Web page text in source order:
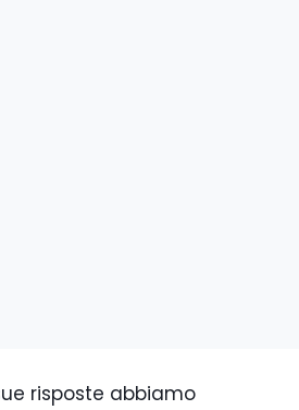
risposte abbiamo